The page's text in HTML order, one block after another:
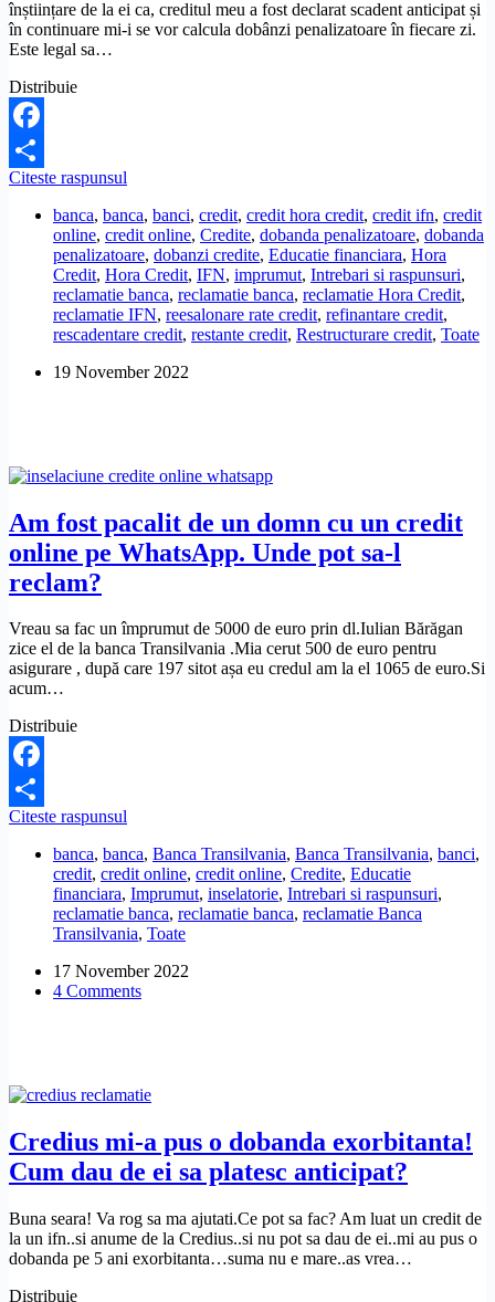
înștiințare de la ei ca, creditul meu a fost declarat scadent anticipat și
în continuare mi-i se vor calcula dobânzi penalizatoare în fiecare zi.
Este legal sa…
Distribuie
Facebook
Share
Citeste raspunsul
sa
mi
se
mai
perceapă
penalități,
dacă
a
banca, banca, banci, credit, credit hora credit, credit ifn, credit
online, credit online, Credite, dobanda penalizatoare, dobanda
penalizatoare, dobanzi credite, Educatie financiara, Hora
Credit, Hora Credit, IFN, imprumut, Intrebari si raspunsuri,
reclamatie banca, reclamatie banca, reclamatie Hora Credit,
reclamatie IFN, reesalonare rate credit, refinantare credit,
rescadentare credit, restante credit, Restructurare credit, Toate
19 November 2022
Am fost pacalit de un domn cu un credit
online pe WhatsApp. Unde pot sa-l
reclam?
Vreau sa fac un împrumut de 5000 de euro prin dl.Iulian Bărăgan
zice el de la banca Transilvania .Mia cerut 500 de euro pentru
asigurare , după care 197 sitot așa eu credul am la el 1065 de euro.Si
acum…
Distribuie
Facebook
Share
Citeste raspunsul
pacalit
de
un
domn
cu
credit
online
sa-
reclam?
banca, banca, Banca Transilvania, Banca Transilvania, banci,
credit, credit online, credit online, Credite, Educatie
financiara, Imprumut, inselatorie, Intrebari si raspunsuri,
reclamatie banca, reclamatie banca, reclamatie Banca
Transilvania, Toate
17 November 2022
4 Comments
Credius mi-a pus o dobanda exorbitanta!
Cum dau de ei sa platesc anticipat?
Buna seara! Va rog sa ma ajutati.Ce pot sa fac? Am luat un credit de
la un ifn..si anume de la Credius..si nu pot sa dau de ei..mi au pus o
dobanda pe 5 ani exorbitanta…suma nu e mare..as vrea…
Distribuie